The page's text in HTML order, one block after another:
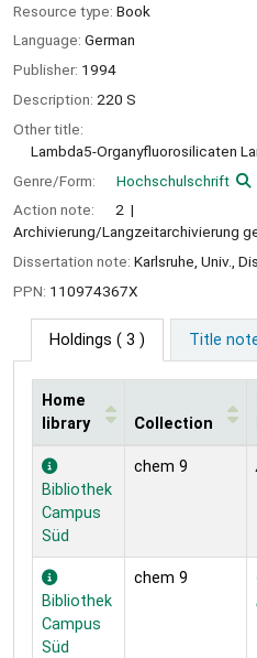
Resource type: Book
Language: German
Publisher: 1994
Description: 220 S
Other title:
Lambda5-Organyfluorosilicaten
Genre/Form:
Hochschulschrift
Action note:
2
Archivierung/Langzeitarchivierung
Dissertation note: Karlsruhe, Univ.,
PPN: 110974367X
Holdings ( 3 ) Title
Holdings
Home
library
Collection
Bibliothek
Campus
Süd
chem 9
Bibliothek
Campus
Süd
chem 9